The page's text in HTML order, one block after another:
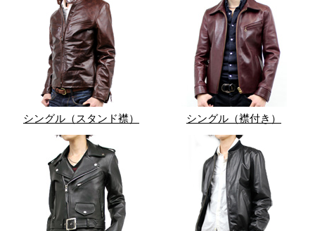
シングル（スタンド襟） シングル（襟付き）